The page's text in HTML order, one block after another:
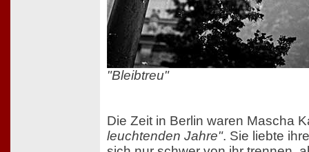
"Bleibtreu"
Die Zeit in Berlin waren Mascha
leuchtenden Jahre". Sie liebte